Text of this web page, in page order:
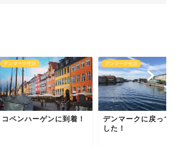
デンマーク生活
コペンハーゲンに到着！
デンマーク生活
デンマークに戻って
した！